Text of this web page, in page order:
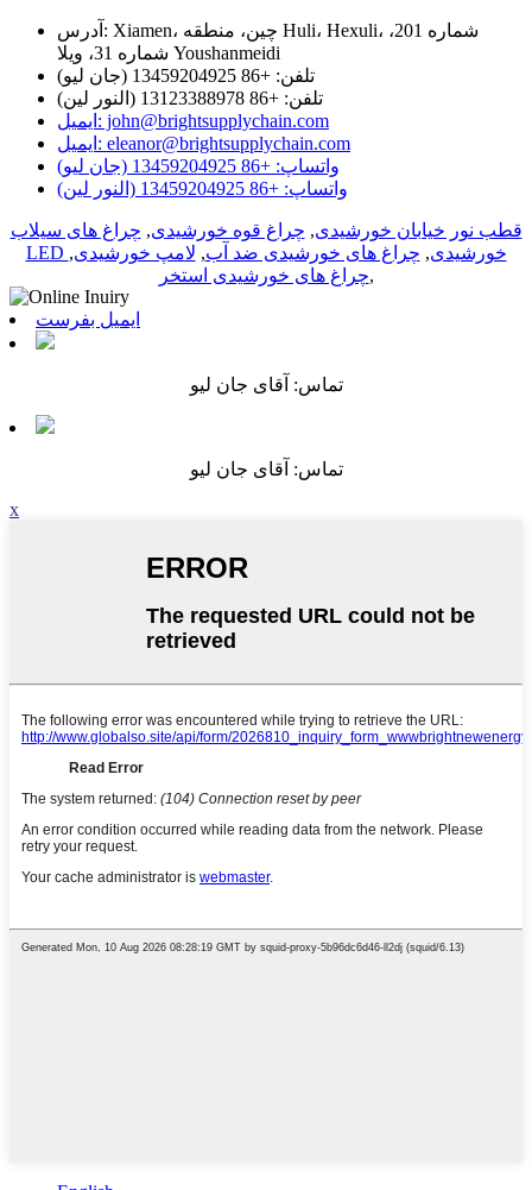
آدرس: Xiamen، چین، منطقه Huli، Hexuli، شماره 201،
شماره 31، ویلا Youshanmeidi
تلفن: +86 13459204925 (جان لیو)
تلفن: +86 13123388978 (النور لین)
ایمیل: john@brightsupplychain.com
ایمیل: eleanor@brightsupplychain.com
واتساپ: +86 13459204925 (جان لیو)
واتساپ: +86 13459204925 (النور لین)
قطب نور خیابان خورشیدی, چراغ قوه خورشیدی, چراغ های سیلاب
LED خورشیدی, چراغ های خورشیدی ضد آب, لامپ خورشیدی,
چراغ های خورشیدی استخر,
ایمیل بفرست
تماس: آقای جان لیو
تماس: آقای جان لیو
x